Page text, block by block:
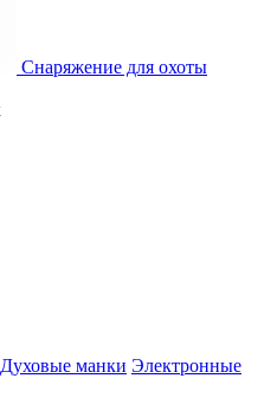
Снаряжение для охоты
Духовые манки Электронные